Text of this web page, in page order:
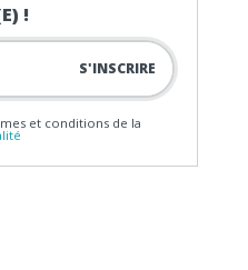
!
et conditions de la